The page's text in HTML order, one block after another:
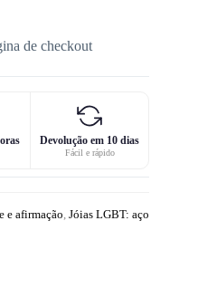
de checkout
Devolução em 10 dias
Fácil e rápido
e afirmação Jóias LGBT: aço